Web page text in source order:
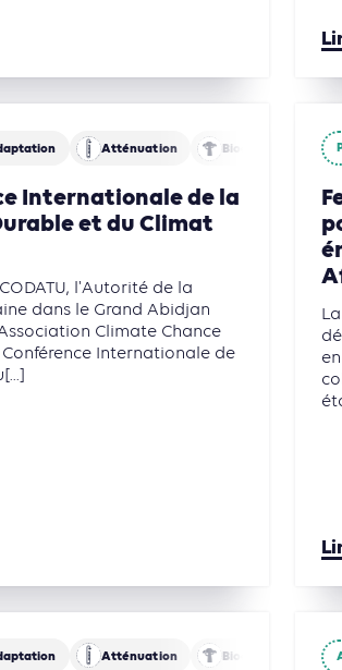
Atténuation Biodiversité
Internationale de la
et du Climat
l'Autorité de la
dans le Grand Abidjan
Climate Chance
Internationale de
Atténuation Biodiversité